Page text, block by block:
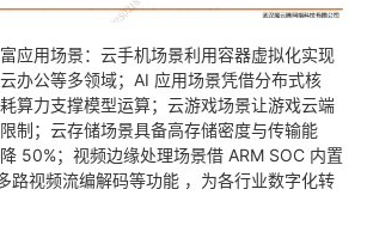
应用场景：云手机场景利用容器虚拟化实现
办公等多领域；AI 应用场景凭借分布式核
算力支撑模型运算；云游戏场景让游戏云端
制；云存储场景具备高存储密度与传输能
50%；视频边缘处理场景借 ARM SOC 内置
路视频流编解码等功能 ，为各行业数字化转